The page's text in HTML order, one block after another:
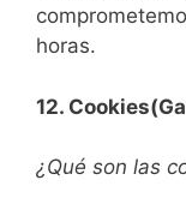
horas.
12. Cookies
¿Qué son las